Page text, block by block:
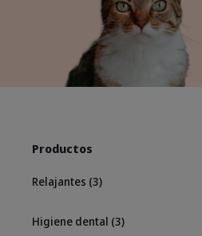
Productos
Relajantes (3)
Higiene dental (3)